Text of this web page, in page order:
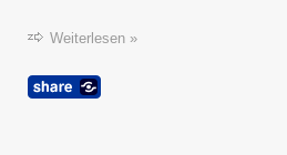
Weiterlesen »